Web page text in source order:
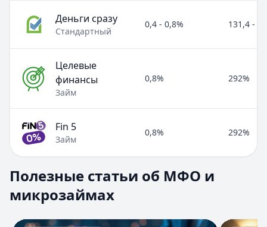
Деньги сразу
Стандартный
0,4 - 0,8% 131,4 -
Целевые
финансы
Займ
0,8% 292%
Fin 5
Займ
0,8% 292%
Раздел:МФО и микрозаймы. Всего статей: 8.
Займ под расписку
Нужны деньги срочно? Рассмотрите займ под
Опубликовано:17 ноября 2025 г.
Полезные статьи об МФО и
микрозаймах